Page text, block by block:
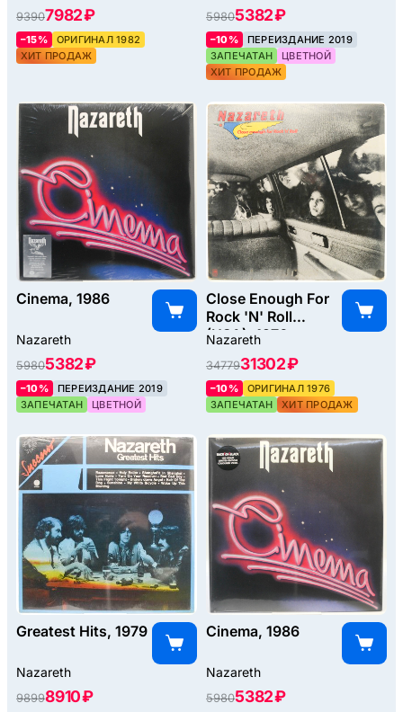
93907982 ₽
–15%
ОРИГИНАЛ 1982
ХИТ ПРОДАЖ
59805382 ₽
–10%
ПЕРЕИЗДАНИЕ 2019
ЗАПЕЧАТАН
ЦВЕТНОЙ
ХИТ ПРОДАЖ
Cinema, 1986
Nazareth
59805382 ₽
–10%
ПЕРЕИЗДАНИЕ 2019
ЗАПЕЧАТАН
ЦВЕТНОЙ
Close Enough For
Rock 'N' Roll
(USA), 1976
Nazareth
3477931302 ₽
–10%
ОРИГИНАЛ 1976
ЗАПЕЧАТАН
ХИТ ПРОДАЖ
Greatest Hits, 1979
Nazareth
98998910 ₽
Cinema, 1986
Nazareth
59805382 ₽